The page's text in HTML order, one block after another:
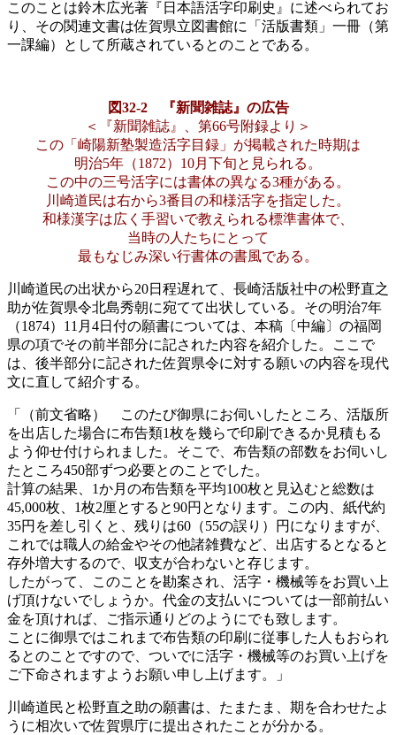
このことは鈴木広光著『日本語活字印刷史』に述べられてお
り、その関連文書は佐賀県立図書館に「活版書類」一冊（第
一課編）として所蔵されているとのことである。
図32‐2 『新聞雑誌』の広告
＜『新聞雑誌』、第66号附録より＞
この「崎陽新塾製造活字目録」が掲載された時期は
明治5年（1872）10月下旬と見られる。
この中の三号活字には書体の異なる3種がある。
川崎道民は右から3番目の和様活字を指定した。
和様漢字は広く手習いで教えられる標準書体で、
当時の人たちにとって
最もなじみ深い行書体の書風である。
川崎道民の出状から20日程遅れて、長崎活版社中の松野直之
助が佐賀県令北島秀朝に宛てて出状している。その明治7年
（1874）11月4日付の願書については、本稿〔中編〕の福岡
県の項でその前半部分に記された内容を紹介した。ここで
は、後半部分に記された佐賀県令に対する願いの内容を現代
文に直して紹介する。
「（前文省略） このたび御県にお伺いしたところ、活版所
を出店した場合に布告類1枚を幾らで印刷できるか見積もる
よう仰せ付けられました。そこで、布告類の部数をお伺いし
たところ450部ずつ必要とのことでした。
計算の結果、1か月の布告類を平均100枚と見込むと総数は
45,000枚、1枚2厘とすると90円となります。この内、紙代約
35円を差し引くと、残りは60（55の誤り）円になりますが、
これでは職人の給金やその他諸雑費など、出店するとなると
存外増大するので、収支が合わないと存じます。
したがって、このことを勘案され、活字・機械等をお買い上
げ頂けないでしょうか。代金の支払いについては一部前払い
金を頂ければ、ご指示通りどのようにでも致します。
ことに御県ではこれまで布告類の印刷に従事した人もおられ
るとのことですので、ついでに活字・機械等のお買い上げを
ご下命されますようお願い申し上げます。」
川崎道民と松野直之助の願書は、たまたま、期を合わせたよ
うに相次いで佐賀県庁に提出されたことが分かる。